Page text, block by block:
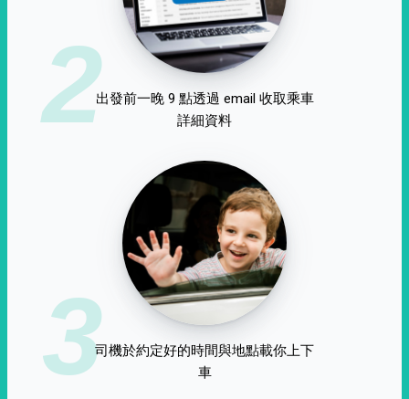
2出發前一晚 9 點透過 email 收取乘車
詳細資料
3司機於約定好的時間與地點載你上下
車